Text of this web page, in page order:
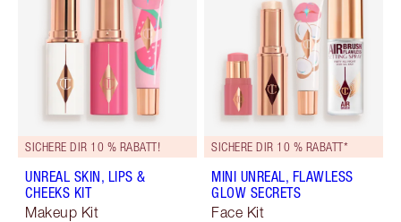
SICHERE DIR 10 % RABATT!
UNREAL SKIN, LIPS &
CHEEKS KIT
Makeup Kit
SICHERE DIR 10 % RABATT*
MINI UNREAL, FLAWLESS
GLOW SECRETS
Face Kit